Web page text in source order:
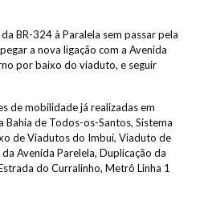
BR-324 à Paralela sem passar pela
a nova ligação com a Avenida
por baixo do viaduto, e seguir
de mobilidade já realizadas em
Bahia de Todos-os-Santos, Sistema
de Viadutos do Imbuí, Viaduto de
Avenida Parelela, Duplicação da
do Curralinho, Metrô Linha 1